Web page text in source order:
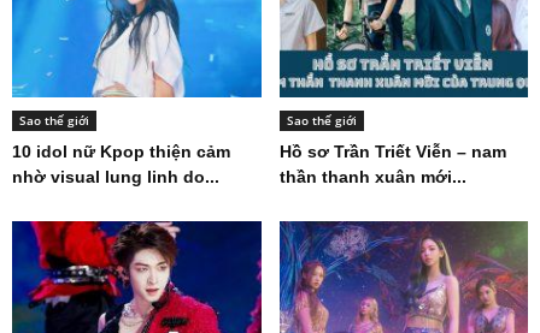
Sao thế giới
10 idol nữ Kpop thiện cảm
nhờ visual lung linh do...
Sao thế giới
Hồ sơ Trần Triết Viễn – nam
thần thanh xuân mới...